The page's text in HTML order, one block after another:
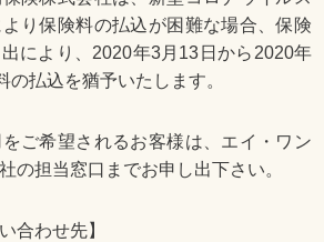
り保険料の払込が困難な場合、保険
により、2020年3月13日から2020年
の払込を猶予いたします。
ご希望されるお客様は、エイ・ワン
の担当窓口までお申し出下さい。
合わせ先】